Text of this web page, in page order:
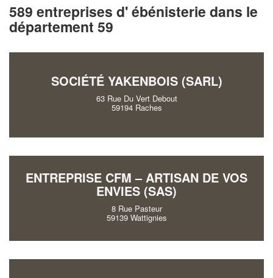
589 entreprises d' ébénisterie dans le
département 59
SOCIÉTÉ YAKENBOIS (SARL)
63 Rue Du Vert Debout
59194 Raches
ENTREPRISE CFM – ARTISAN DE VOS
ENVIES (SAS)
8 Rue Pasteur
59139 Wattignies